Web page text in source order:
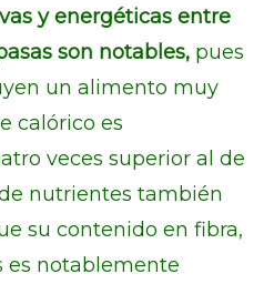
y energéticas entre
son notables, pues
un alimento muy
calórico es
veces superior al de
nutrientes también
su contenido en fibra,
es notablemente